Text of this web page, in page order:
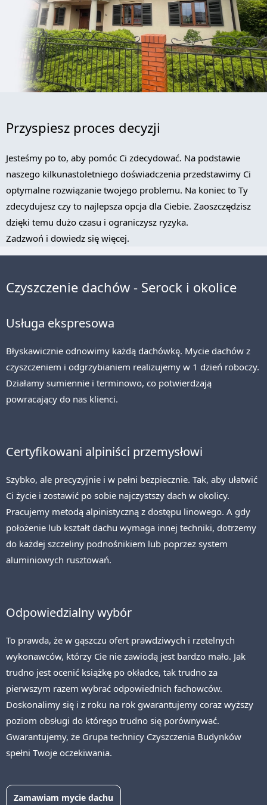
Przyspiesz proces decyzji
Jesteśmy po to, aby pomóc Ci zdecydować. Na podstawie
naszego kilkunastoletniego doświadczenia przedstawimy Ci
optymalne rozwiązanie twojego problemu. Na koniec to Ty
zdecydujesz czy to najlepsza opcja dla Ciebie. Zaoszczędzisz
dzięki temu dużo czasu i ograniczysz ryzyka.
Zadzwoń i dowiedz się więcej.
Czyszczenie dachów - Serock i okolice
Usługa ekspresowa
Błyskawicznie odnowimy każdą dachówkę. Mycie dachów z
czyszczeniem i odgrzybianiem realizujemy w 1 dzień roboczy.
Działamy sumiennie i terminowo, co potwierdzają
powracający do nas klienci.
Certyfikowani alpiniści przemysłowi
Szybko, ale precyzyjnie i w pełni bezpiecznie. Tak, aby ułatwić
Ci życie i zostawić po sobie najczystszy dach w okolicy.
Pracujemy metodą alpinistyczną z dostępu linowego. A gdy
położenie lub kształt dachu wymaga innej techniki, dotrzemy
do każdej szczeliny podnośnikiem lub poprzez system
aluminiowych rusztowań.
Odpowiedzialny wybór
To prawda, że w gąszczu ofert prawdziwych i rzetelnych
wykonawców, którzy Cie nie zawiodą jest bardzo mało. Jak
trudno jest ocenić książkę po okładce, tak trudno za
pierwszym razem wybrać odpowiednich fachowców.
Doskonalimy się i z roku na rok gwarantujemy coraz wyższy
poziom obsługi do którego trudno się porównywać.
Gwarantujemy, że Grupa technicy Czyszczenia Budynków
spełni Twoje oczekiwania.
Zamawiam mycie dachu